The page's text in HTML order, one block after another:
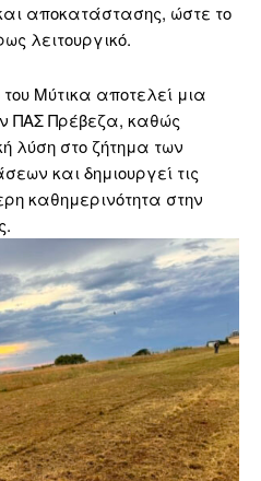
αποκατάστασης, ώστε το
λειτουργικό.
Μύτικα αποτελεί μια
ΠΑΣ Πρέβεζα, καθώς
λύση στο ζήτημα των
και δημιουργεί τις
καθημερινότητα στην